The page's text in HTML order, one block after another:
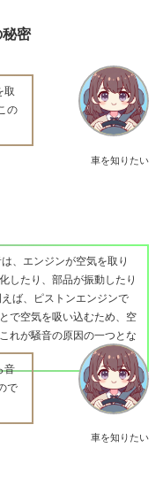
密
車を知りたい
取
の
、エンジンが空気を取り
したり、部品が振動したり
ば、ピストンエンジンで
で空気を吸い込むため、空
れが騒音の原因の一つとな
車を知りたい
音
で